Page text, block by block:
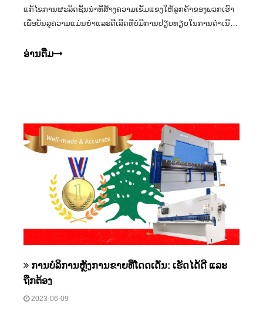
ແກ້ໄຂການຜະລິດຊັ້ນນໍາທີ່ສ້າງຄວາມເຂັ້ມແຂງໃຫ້ລູກຄ້າຂອງພວກເຮົາ
ເພື່ອບັນລຸຄວາມແມ່ນຍໍາແລະດີເລີດທີ່ບໍ່ມີການປຽບທຽບໃນການດໍາເນີນ
ກໍາຂອງພວກເຮົາແລະຜົນກະທົບທາງບວກທີ່ມັນມີຕໍ່ລູກຄ້າຂອງພວກ
ອ່ານ​ຕື່ມ
ການບໍລິການຫຼັງການຂາຍທີ່ໂດດເດັ່ນ: ເຮັດໄດ້ດີ ແລະ
ຖືກຕ້ອງ
2023-06-09